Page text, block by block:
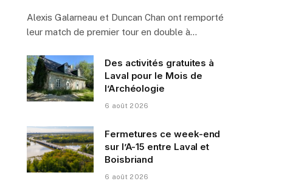
Alexis Galarneau et Duncan Chan ont remporté
leur match de premier tour en double à…
Des activités gratuites à
Laval pour le Mois de
l’Archéologie
6 août 2026
Fermetures ce week-end
sur l’A-15 entre Laval et
Boisbriand
6 août 2026